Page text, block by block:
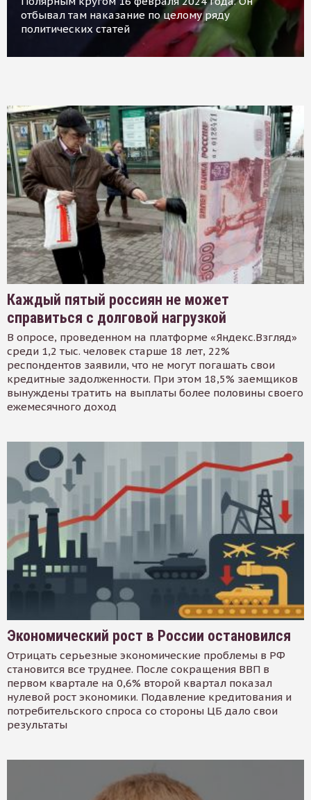
отбывал там наказание по целому ряду
политических статей
Каждый пятый россиян не может
справиться с долговой нагрузкой
В опросе, проведенном на платформе «Яндекс.Взгляд»
среди 1,2 тыс. человек старше 18 лет, 22%
респондентов заявили, что не могут погашать свои
кредитные задолженности. При этом 18,5% заемщиков
вынуждены тратить на выплаты более половины своего
ежемесячного доход
Экономический рост в России остановился
Отрицать серьезные экономические проблемы в РФ
становится все труднее. После сокращения ВВП в
первом квартале на 0,6% второй квартал показал
нулевой рост экономики. Подавление кредитования и
потребительского спроса со стороны ЦБ дало свои
результаты